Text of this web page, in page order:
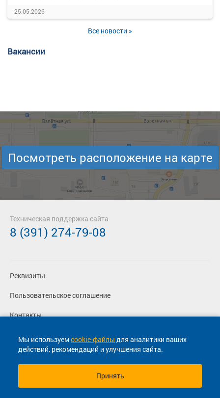
25.05.2026
Все новости »
Вакансии
Мы используемcookie-файлы для аналитики ваших
действий, рекомендаций и улучшения сайта.
Принять
Посмотреть расположение на карте
Реквизиты
Пользовательское соглашение
Контакты
Политика конфиденциальности
Перевозчикам
Техническая поддержка сайта
8 (391) 274-79-08
© 2013-2026, ООО "Капитал"- Онлайн сервис продажи